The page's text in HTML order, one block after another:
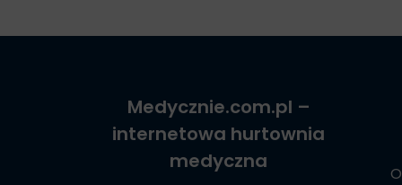
Medycznie.com.pl –
internetowa hurtownia
medyczna